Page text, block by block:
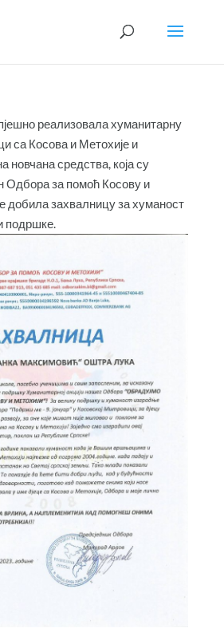
реализовала хуманитарну
са Косова и Метохије и
новчана средства, која су
Одбора за помоћ Косову и
добила захвалницу за хуманост
подршке.